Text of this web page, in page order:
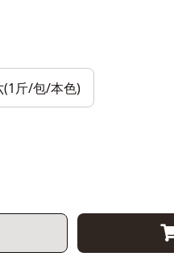
(1斤/包/本色)